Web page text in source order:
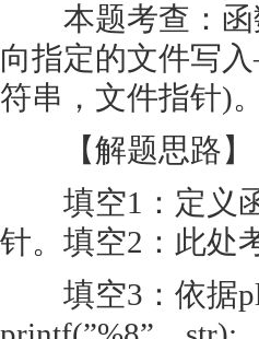
本题考查：函
向指定的文件写
符串，文件指针)。
【解题思路】
填空1：定义函
针。填空2：此处
填空3：依据